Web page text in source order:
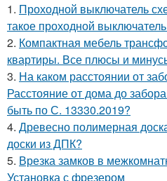
1. Проходной выключатель
такое проходной
2. Компактная мебель
квартиры. Все плюсы и
3. На каком расстоянии от
Расстояние от дома до
быть по С. 13330.2019?
4. Древесно полимерная
доски из ДПК?
5. Врезка замков в
Установка с фрезером